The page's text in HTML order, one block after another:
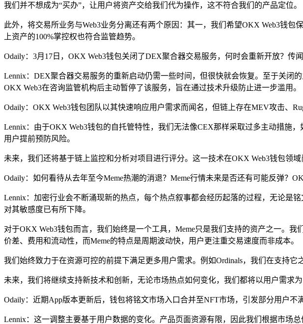
我们并不想成为“买办”，让用户将资产交给我们代为操作，这不符合我们的产品定位。
此外，将交易所业务与Web3业务分离还有两个原因：其一，我们希望OKX Web3钱
上资产的100%掌控权也符合监管趋势。
Odaily：3月17日，OKX Web3钱包关闭了DEX聚合器交易服务，何时会重新开放？传
Lennix：DEX聚合器交易服务的重新启动仍需一些时间，但很快就会恢复。至于关闭
OKX Web3在咨询监管机构后主动暂停了该服务，旨在通过技术升级防止进一步滥用。
Odaily：OKX Web3钱包团队以其快速响应用户需求而闻名，但链上存在MEV攻击、
Lennix：由于OKX Web3钱包的自托管特性，我们无法像CEX那样采取过多主动措施
用户提前预防风险。
未来，我们还将基于链上监控和分析对项目进行评分。这一技术在OKX Web3钱包领
Odaily：如何看待从去年至今Meme热潮的消退？Meme行情未来是否还有可能反弹？
Lennix：加密行业会不断涌现新的热点，每个热点叙事都会经历起落的过程，无论是
对其敏感度已有所下降。
对于OKX Web3钱包而言，我们始终是一个工具，Meme只是我们支持的资产之一。
价差、费用和流动性，而Meme的特点是周期波动快，用户更注重交易速度而非成本。
我们始终致力于在资源可控的前提下满足更多用户需求。例如Ordinals，我们在支持
未来，我们将继续支持新技术和创新，无论市场热点如何变化，我们都将以用户需求为
Odaily：近期App版本更新后，钱包将铭文市场入口合并至NFT市场，引发部分用户不
Lennix：这一调整主要基于用户数据的变化。产品页面资源有限，因此我们根据市场